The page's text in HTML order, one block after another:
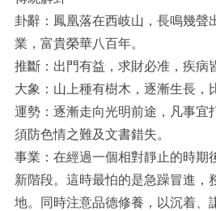
卦辭：鳳凰落在西岐山，長鳴幾聲
業，富貴榮華八百年。
推斷：出門有益，求財必准，疾病
大象：山上種有樹木，逐漸生長，
運勢：逐漸走向光明前途，凡事宜
須防色情之難及文書錯失。
事業：在經過一個相對靜止的時期
新階段。這時最怕的是急躁冒進，
地。同時注意品德修養，以沉着、